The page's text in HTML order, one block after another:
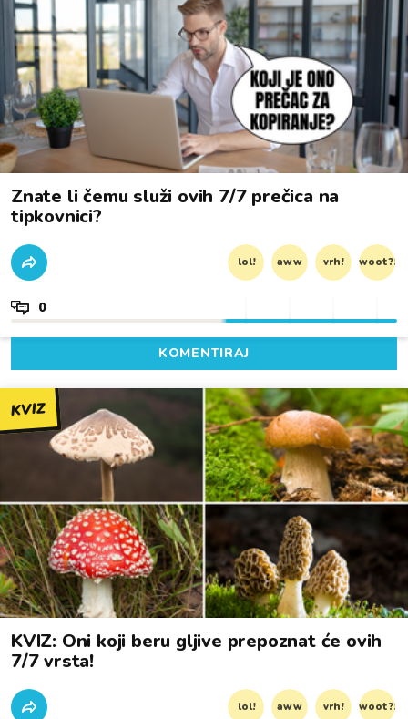
Znate li čemu služi ovih 7/7 prečica na
tipkovnici?
lol! aww vrh! woot?!
0
KOMENTIRAJ
KVIZ
KVIZ: Oni koji beru gljive prepoznat će ovih
7/7 vrsta!
lol! aww vrh! woot?!